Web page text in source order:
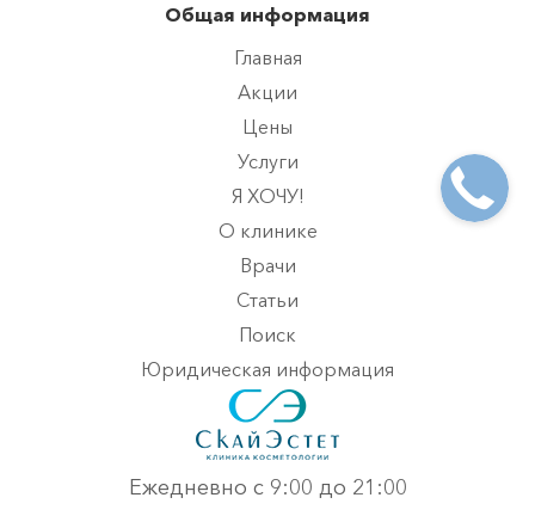
Общая информация
Главная
Акции
Цены
Услуги
Я ХОЧУ!
О клинике
Врачи
Статьи
Поиск
Юридическая информация
Ежедневно с 9:00 до 21:00